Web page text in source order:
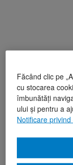
Făcând clic pe
cu stocarea
îmbunătăți
ului și pentru a
Notificare